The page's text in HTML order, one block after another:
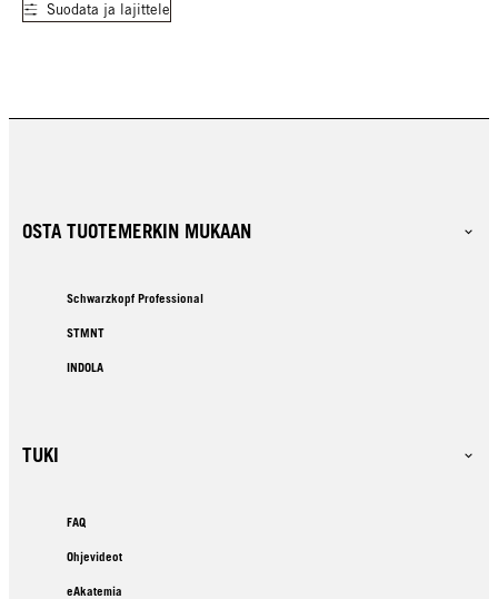
Suodata ja lajittele
OSTA TUOTEMERKIN MUKAAN
Schwarzkopf Professional
STMNT
INDOLA
TUKI
FAQ
Ohjevideot
eAkatemia